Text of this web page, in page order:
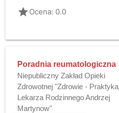
gradeOcena: 0.0
Poradnia reumatologiczna
Niepubliczny Zakład Opieki
Zdrowotnej "Zdrowie - Praktyka
Lekarza Rodzinnego Andrzej
Martynow"